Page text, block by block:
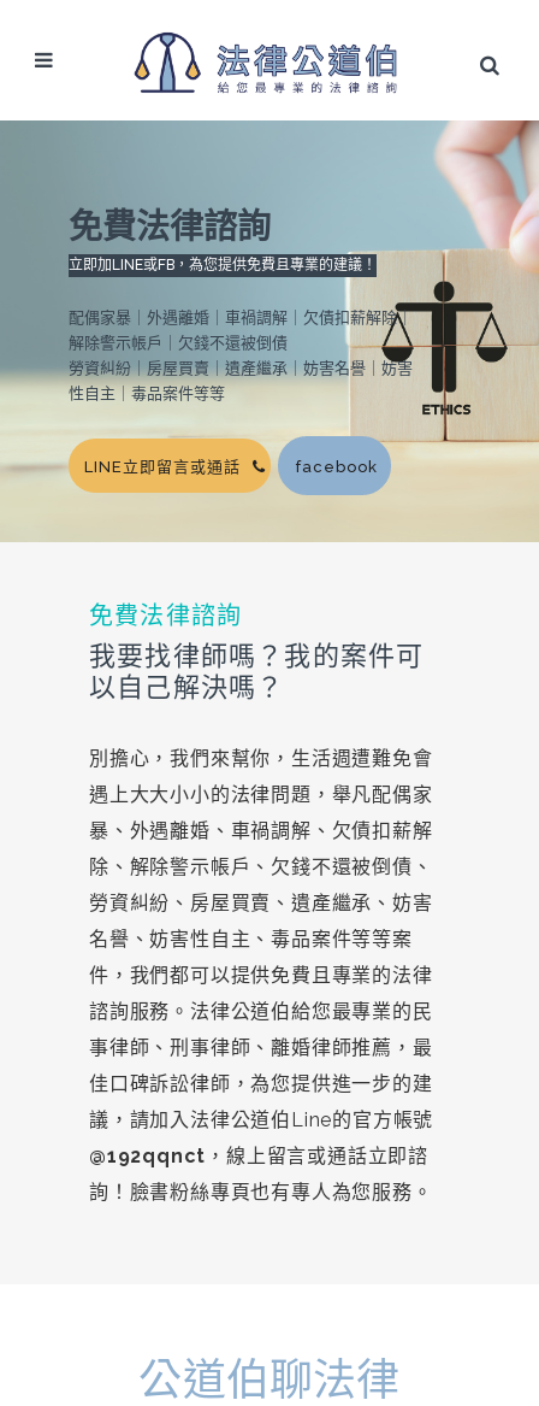
免費法律諮詢
立即加LINE或FB，為您提供免費且專業的建議！
配偶家暴｜外遇離婚｜車禍調解｜欠債扣薪解除｜
解除警示帳戶｜欠錢不還被倒債
勞資糾紛｜房屋買賣｜遺產繼承｜妨害名譽｜妨害
性自主｜毒品案件等等
LINE立即留言或通話 facebook
免費法律諮詢
我要找律師嗎？我的案件可
以自己解決嗎？
別擔心，我們來幫你，生活週遭難免會
遇上大大小小的法律問題，舉凡配偶家
暴、外遇離婚、車禍調解、欠債扣薪解
除、解除警示帳戶、欠錢不還被倒債、
勞資糾紛、房屋買賣、遺產繼承、妨害
名譽、妨害性自主、毒品案件等等案
件，我們都可以提供免費且專業的法律
諮詢服務。法律公道伯給您最專業的民
事律師、刑事律師、離婚律師推薦，最
佳口碑訴訟律師，為您提供進一步的建
議，請加入法律公道伯Line的官方帳號
@192qqnct ，線上留言或通話立即諮
詢！臉書粉絲專頁也有專人為您服務。
公道伯聊法律